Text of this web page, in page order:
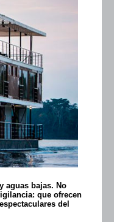
aguas bajas. No
que ofrecen
del